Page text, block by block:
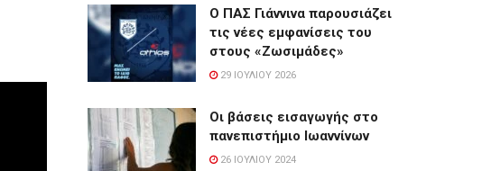
Ο ΠΑΣ Γιάννινα παρουσιάζει
τις νέες εμφανίσεις του
στους «Ζωσιμάδες»
29 ΙΟΥΛΊΟΥ 2026
Οι βάσεις εισαγωγής στο
πανεπιστήμιο Ιωαννίνων
26 ΙΟΥΛΊΟΥ 2024